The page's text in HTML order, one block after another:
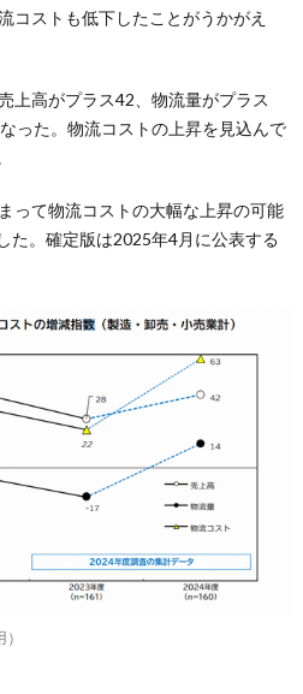
コストも低下したことがうかがえ
上高がプラス42、物流量がプラス
った。物流コストの上昇を見込んで
って物流コストの大幅な上昇の可能
た。確定版は2025年4月に公表する